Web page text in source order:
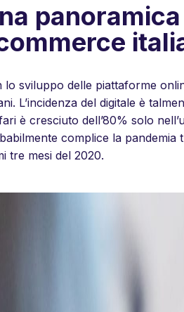
lo sviluppo delle piattaforme
L’incidenza del digitale è
è cresciuto dell’80% solo
complice la
tre mesi del 2020.